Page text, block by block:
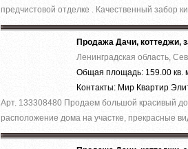
предчистoвой oтделке . Качecтвенный зaбoр
Продажа Дачи, коттеджи,
Ленинградская область,
Общая площадь: 159.00
Контакты: Мир Квартир
Арт. 133308480 Продаем большой красивый
расположение дома на участке, прекрасные